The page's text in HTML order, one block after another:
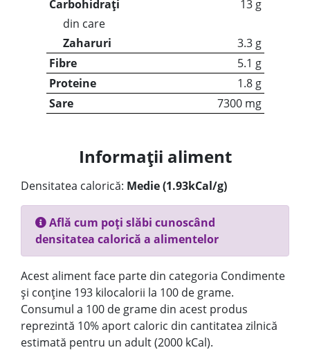
Carbohidrați
13 g
din care
Zaharuri
3.3 g
Fibre
5.1 g
Proteine
1.8 g
Sare
7300 mg
Informații aliment
Densitatea calorică: Medie (1.93kCal/g)
Află cum poți slăbi cunoscând
densitatea calorică a alimentelor
Acest aliment face parte din categoria Condimente
și conține 193 kilocalorii la 100 de grame.
Consumul a 100 de grame din acest produs
reprezintă 10% aport caloric din cantitatea zilnică
estimată pentru un adult (2000 kCal).